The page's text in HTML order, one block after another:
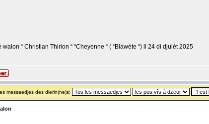
“ Christian Thirion “ “Cheyenne “ ( “Blawète “) li 24 di djulèt 2025
messaedjes des dierin(ne)s: